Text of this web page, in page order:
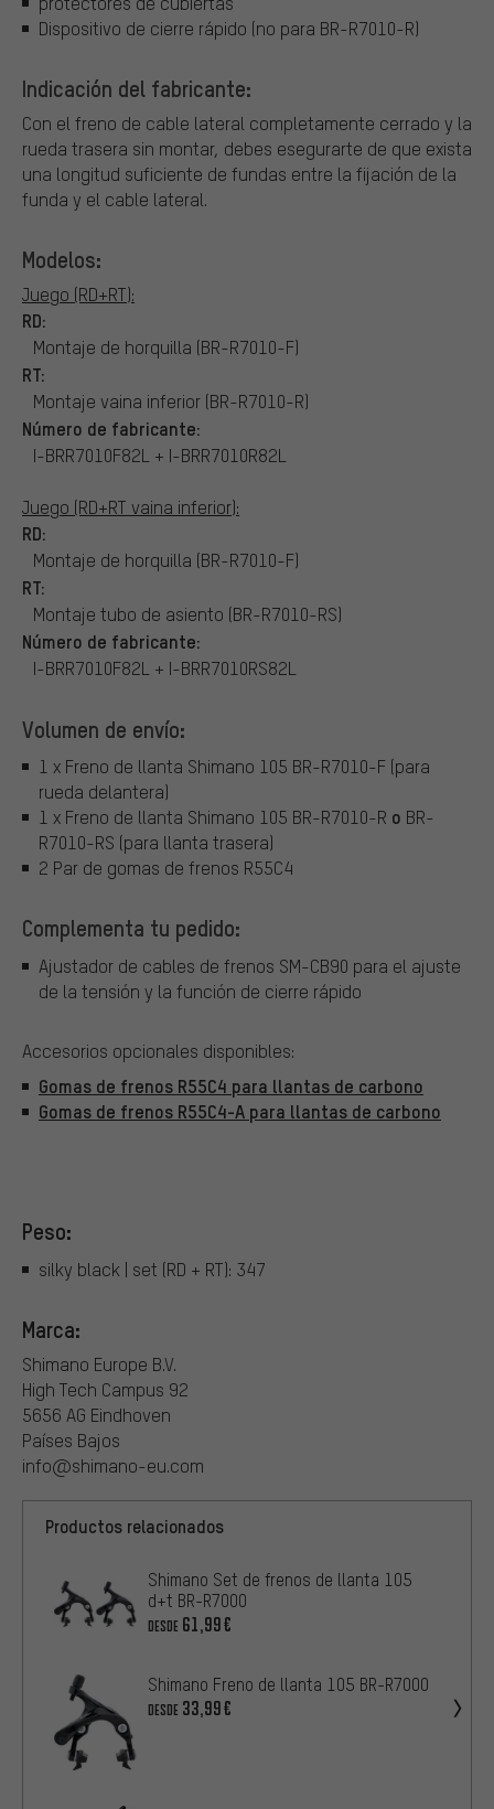
Dispositivo de cierre rápido (no para BR-R7010-R)
Indicación del fabricante:
Con el freno de cable lateral completamente cerrado y la
rueda trasera sin montar, debes esegurarte de que exista
una longitud suficiente de fundas entre la fijación de la
funda y el cable lateral.
Modelos:
Juego (RD+RT):
RD:
Montaje de horquilla (BR-R7010-F)
RT:
Montaje vaina inferior (BR-R7010-R)
Número de fabricante:
I-BRR7010F82L + I-BRR7010R82L
Juego (RD+RT vaina inferior):
RD:
Montaje de horquilla (BR-R7010-F)
RT:
Montaje tubo de asiento (BR-R7010-RS)
Número de fabricante:
I-BRR7010F82L + I-BRR7010RS82L
Volumen de envío:
1 x Freno de llanta Shimano 105 BR-R7010-F (para
rueda delantera)
1 x Freno de llanta Shimano 105 BR-R7010-R o BR-
R7010-RS (para llanta trasera)
2 Par de gomas de frenos R55C4
Complementa tu pedido:
Ajustador de cables de frenos SM-CB90 para el ajuste
de la tensión y la función de cierre rápido
Accesorios opcionales disponibles:
Gomas de frenos R55C4 para llantas de carbono
Gomas de frenos R55C4-A para llantas de carbono
Peso:
silky black | set (RD + RT): 347
Marca:
Shimano Europe B.V.
High Tech Campus 92
5656 AG Eindhoven
Países Bajos
info@shimano-eu.com
Productos relacionados
Shimano Set de frenos de llanta 105
d+t BR-R7000
DESDE 61,99€
Shimano Freno de llanta 105 BR-R7000
DESDE 33,99€